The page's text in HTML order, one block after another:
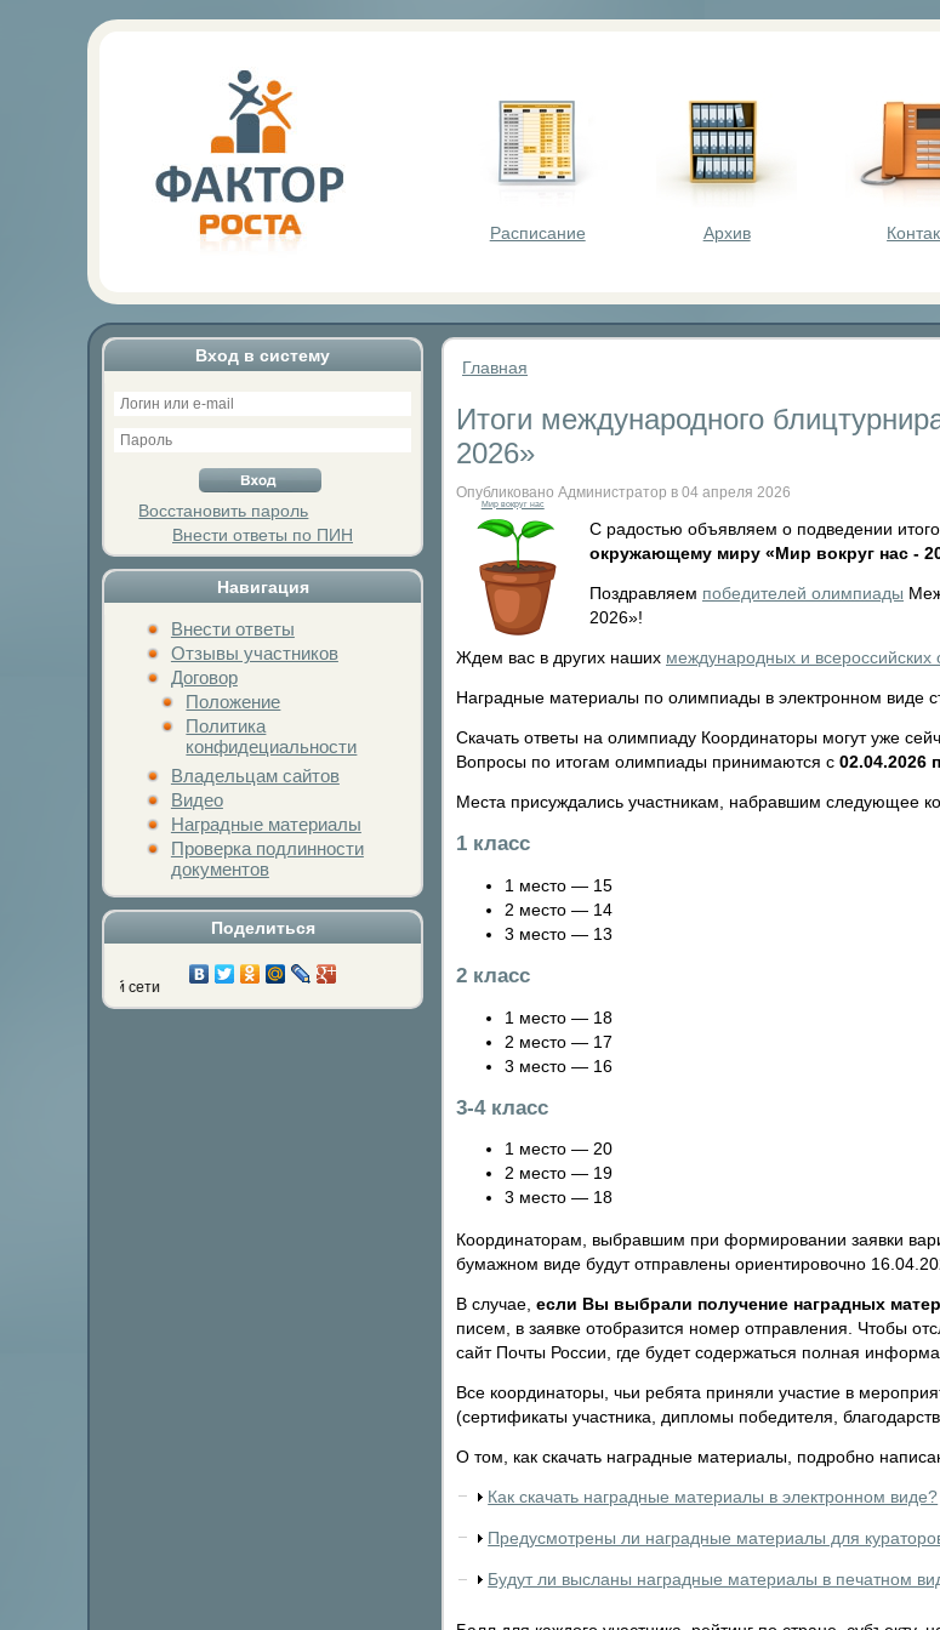
Расписание Архив
Вход в систему
Восстановить пароль
Внести ответы по ПИН
Навигация
Внести ответы
Отзывы участников
Договор
Положение
Политика
конфидециальности
Владельцам сайтов
Видео
Наградные материалы
Проверка подлинности
документов
Поделиться
социальной сети
Главная
Итоги международного
2026»
Опубликовано Администратор в 04 апреля 2026
Мир вокруг нас
С радостью объявляем о подведении
окружающему миру «Мир вокруг нас -
Поздравляем победителей олимпиады
2026»!
Ждем вас в других наших международных и
Наградные материалы по олимпиады в электронном виде
Скачать ответы на олимпиаду Координаторы могут уже
Вопросы по итогам олимпиады принимаются с 02.04.2026
Места присуждались участникам, набравшим следующее
1 класс
1 место — 15
2 место — 14
3 место — 13
2 класс
1 место — 18
2 место — 17
3 место — 16
3-4 класс
1 место — 20
2 место — 19
3 место — 18
Координаторам, выбравшим при формировании заявки
бумажном виде будут отправлены ориентировочно
В случае, если Вы выбрали получение наградных
писем, в заявке отобразится номер отправления. Чтобы
сайт Почты России, где будет содержаться полная
Все координаторы, чьи ребята приняли участие в
(сертификаты участника, дипломы победителя,
О том, как скачать наградные материалы, подробно
Как скачать наградные материалы в электронном виде?
Предусмотрены ли наградные материалы для
Будут ли высланы наградные материалы в печатном